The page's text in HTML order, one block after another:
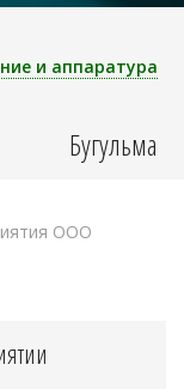
и аппаратура
Бугульма
ООО